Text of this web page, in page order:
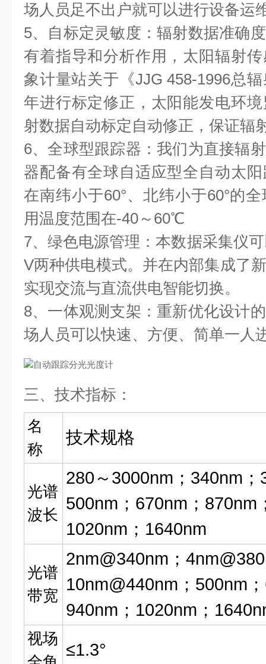
场人员足不出户就可以进行设备运
5、自标定灵敏度：辐射数据准确
有着指导和分析作用，太阳辐射
象计量站关于《JJG 458-1996总
年进行标定修正，太阳能发电环
射数据自动标定自动修正，保证辐
6、全球型跟踪器：我们为直接辐
器配备有全球自适应型全自动太
在南纬小于60°、北纬小于60°的
用温度范围在-40～60℃
7、绿色电源管理：本数据采集仪
V两种供电模式。并在内部集成了
实现交流与直流供电智能切换。
8、一体观测支架：重新优化设计
场人员可以快速、方便、简单一人
三、技术指标：
名
称
技术规格
光谱
波长
280～3000nm；340nm
500nm；670nm；870nm
1020nm；1640nm
光谱
带宽
2nm@340nm；
10nm@440nm；500nm
940nm；1020nm；
视场
≤1.3°